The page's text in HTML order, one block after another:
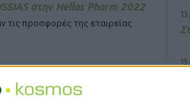
στην Hellas Pharm 2022
τις προσφορές της εταιρείας